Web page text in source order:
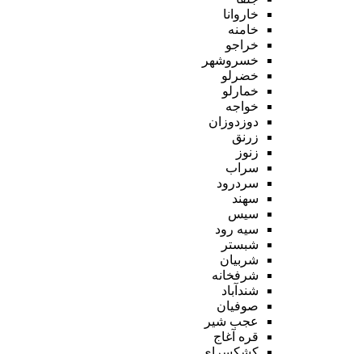
خاروانا
خامنه
خراجو
خسروشهر
خضرلو
خمارلو
خواجه
دوزدوزان
زرنق
زنوز
سراب
سردرود
سهند
سیس
سیه رود
شبستر
شربیان
شرفخانه
شندآباد
صوفیان
عجب شیر
قره آغاج